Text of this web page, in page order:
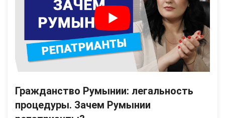
Гражданство Румынии: легальность
процедуры. Зачем Румынии